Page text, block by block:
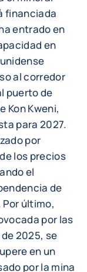
financiada
entrado en
en
al corredor
puerto de
Kon Kweni,
para 2027.
por
los precios
el
de
último,
por las
2025, se
en un
por la mina